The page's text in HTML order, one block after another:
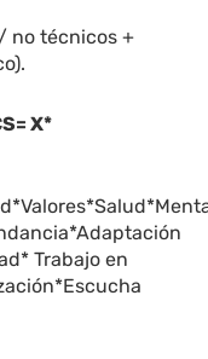
no técnicos +
X*
Trabajo en